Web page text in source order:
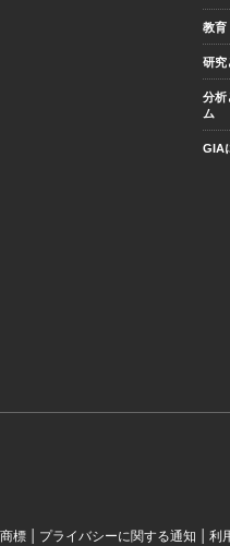
教育
研究
分析
ム
GIA
標 | プライバシーに関する通知 | 利